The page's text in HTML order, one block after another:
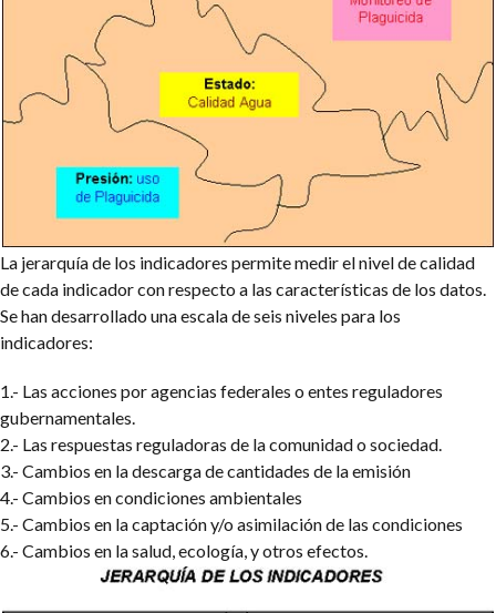
La jerarquía de los indicadores permite medir el nivel de calidad
de cada indicador con respecto a las características de los datos.
Se han desarrollado una escala de seis niveles para los
indicadores:
1.- Las acciones por agencias federales o entes reguladores
gubernamentales.
2.- Las respuestas reguladoras de la comunidad o sociedad.
3.- Cambios en la descarga de cantidades de la emisión
4.- Cambios en condiciones ambientales
5.- Cambios en la captación y/o asimilación de las condiciones
6.- Cambios en la salud, ecología, y otros efectos.